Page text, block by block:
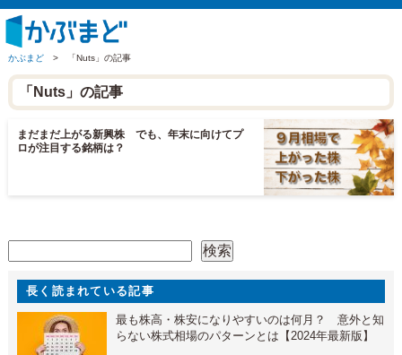
かぶまど > 「Nuts」の記事
「Nuts」の記事
まだまだ上がる新興株 でも、年末に向けてプ
ロが注目する銘柄は？
検索
長く読まれている記事
最も株高・株安になりやすいのは何月？ 意外と知
らない株式相場のパターンとは【2024年最新版】